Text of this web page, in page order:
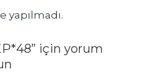
için yorum